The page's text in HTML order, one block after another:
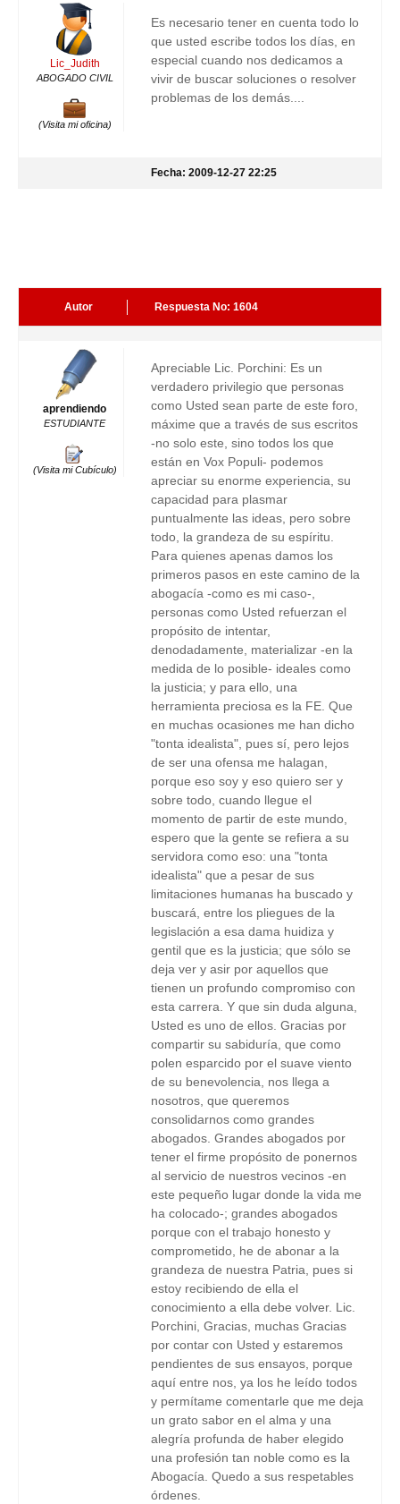
Lic_Judith
ABOGADO CIVIL
(Visita mi oficina)
Es necesario tener en cuenta todo lo
que usted escribe todos los días, en
especial cuando nos dedicamos a
vivir de buscar soluciones o resolver
problemas de los demás....
Fecha: 2009-12-27 22:25
Autor Respuesta No: 1604
aprendiendo
ESTUDIANTE
(Visita mi Cubículo)
Apreciable Lic. Porchini: Es un
verdadero privilegio que personas
como Usted sean parte de este foro,
máxime que a través de sus escritos
-no solo este, sino todos los que
están en Vox Populi- podemos
apreciar su enorme experiencia, su
capacidad para plasmar
puntualmente las ideas, pero sobre
todo, la grandeza de su espíritu.
Para quienes apenas damos los
primeros pasos en este camino de la
abogacía -como es mi caso-,
personas como Usted refuerzan el
propósito de intentar,
denodadamente, materializar -en la
medida de lo posible- ideales como
la justicia; y para ello, una
herramienta preciosa es la FE. Que
en muchas ocasiones me han dicho
"tonta idealista", pues sí, pero lejos
de ser una ofensa me halagan,
porque eso soy y eso quiero ser y
sobre todo, cuando llegue el
momento de partir de este mundo,
espero que la gente se refiera a su
servidora como eso: una "tonta
idealista" que a pesar de sus
limitaciones humanas ha buscado y
buscará, entre los pliegues de la
legislación a esa dama huidiza y
gentil que es la justicia; que sólo se
deja ver y asir por aquellos que
tienen un profundo compromiso con
esta carrera. Y que sin duda alguna,
Usted es uno de ellos. Gracias por
compartir su sabiduría, que como
polen esparcido por el suave viento
de su benevolencia, nos llega a
nosotros, que queremos
consolidarnos como grandes
abogados. Grandes abogados por
tener el firme propósito de ponernos
al servicio de nuestros vecinos -en
este pequeño lugar donde la vida me
ha colocado-; grandes abogados
porque con el trabajo honesto y
comprometido, he de abonar a la
grandeza de nuestra Patria, pues si
estoy recibiendo de ella el
conocimiento a ella debe volver. Lic.
Porchini, Gracias, muchas Gracias
por contar con Usted y estaremos
pendientes de sus ensayos, porque
aquí entre nos, ya los he leído todos
y permítame comentarle que me deja
un grato sabor en el alma y una
alegría profunda de haber elegido
una profesión tan noble como es la
Abogacía. Quedo a sus respetables
órdenes.